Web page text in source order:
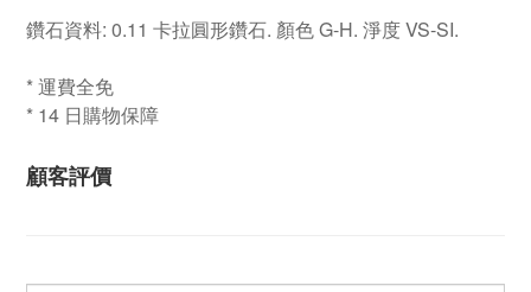
鑽石資料: 0.11 卡拉圓形鑽石. 顏色 G-H. 淨度 VS-SI.
* 運費全免
* 14 日購物保障
顧客評價